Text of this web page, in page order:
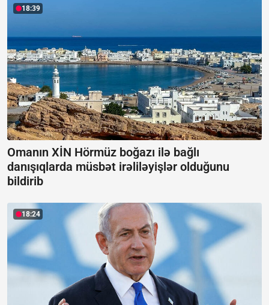
18:39
Omanın XİN Hörmüz boğazı ilə bağlı
danışıqlarda müsbət irəliləyişlər olduğunu
bildirib
18:24